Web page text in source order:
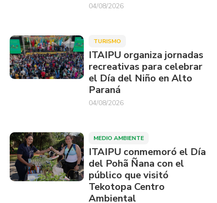
04/08/2026
TURISMO
ITAIPU organiza jornadas
recreativas para celebrar
el Día del Niño en Alto
Paraná
04/08/2026
MEDIO AMBIENTE
ITAIPU conmemoró el Día
del Pohã Ñana con el
público que visitó
Tekotopa Centro
Ambiental